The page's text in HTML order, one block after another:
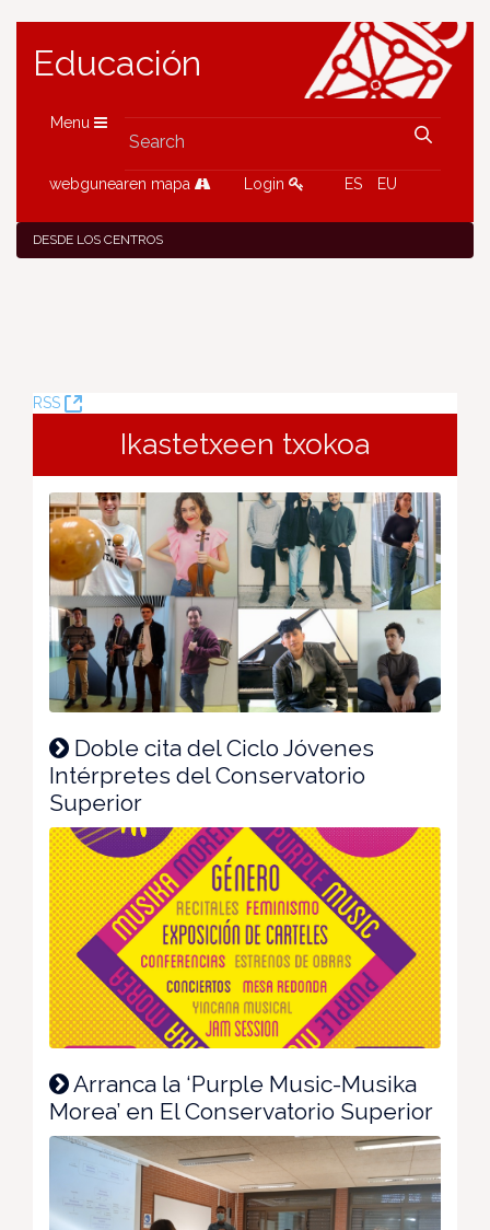
Educación
Menu
webgunearen mapa Login ES EU
DESDE LOS CENTROS
RSS
(Opens
Window)Ikastetxeen txokoa
Doble cita del Ciclo Jóvenes
Intérpretes del Conservatorio
Superior
Arranca la ‘Purple Music-Musika
Morea’ en El Conservatorio Superior